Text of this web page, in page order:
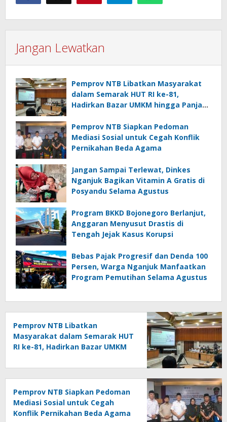
Jangan Lewatkan
Pemprov NTB Libatkan Masyarakat
dalam Semarak HUT RI ke-81,
Hadirkan Bazar UMKM hingga Panjat
Pemprov NTB Siapkan Pedoman
Mediasi Sosial untuk Cegah Konflik
Pernikahan Beda Agama
Jangan Sampai Terlewat, Dinkes
Nganjuk Bagikan Vitamin A Gratis di
Posyandu Selama Agustus
Program BKKD Bojonegoro Berlanjut,
Anggaran Menyusut Drastis di
Tengah Jejak Kasus Korupsi
Bebas Pajak Progresif dan Denda 100
Persen, Warga Nganjuk Manfaatkan
Program Pemutihan Selama Agustus
Pemprov NTB Libatkan
Masyarakat dalam Semarak HUT
RI ke-81, Hadirkan Bazar UMKM
Pemprov NTB Siapkan Pedoman
Mediasi Sosial untuk Cegah
Konflik Pernikahan Beda Agama